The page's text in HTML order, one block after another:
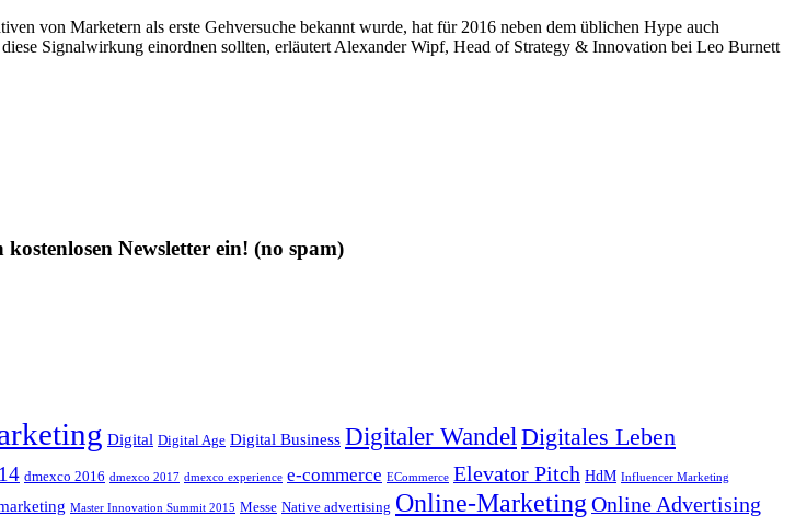
von Marketern als erste Gehversuche bekannt wurde, hat für 2016 neben dem üblichen Hype auch
Signalwirkung einordnen sollten, erläutert Alexander Wipf, Head of Strategy & Innovation bei Leo Burnett
Newsletter ein! (no spam)
Digital Digital Age Digital Business Digitaler Wandel Digitales Leben
dmexco 2016 dmexco 2017 dmexco experience e-commerce ECommerce Elevator Pitch HdM Influencer Marketing
Master Innovation Summit 2015 Messe Native advertising Online-Marketing Online Advertising